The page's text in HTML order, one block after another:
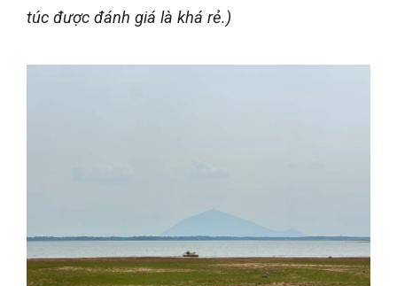
túc được đánh giá là khá rẻ.)